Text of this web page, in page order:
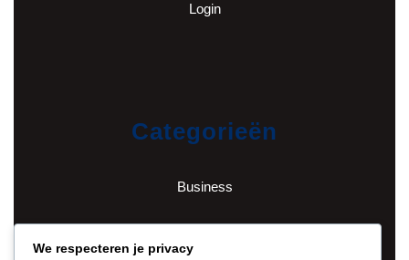
Login
Categorieën
Business
We respecteren je privacy